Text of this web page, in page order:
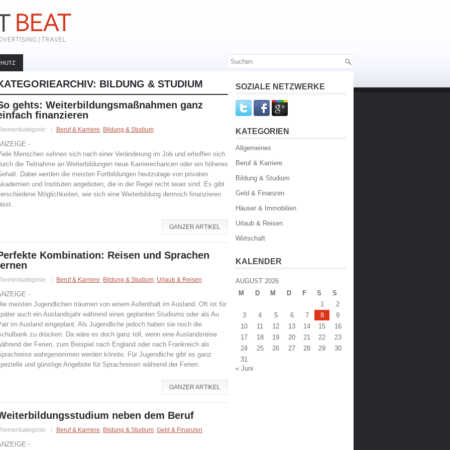
BILDUNG & STUDIUM
gehts: Weiterbildungsmaßnahmen ganz
finanzieren
Beruf & Karriere, Bildung & Studium
-
Menschen sehnen sich nach einer Veränderung im Job und erhoffen sich
die Teilnahme an Weiterbildungen neue Karrierechancen oder ein höheres
Dabei werden die meisten Fortbildungen heutzutage von privaten
und Instituten angeboten, die in der Regel recht teuer sind. Es gibt
Möglichkeiten, wie sich eine Weiterbildung dennoch finanzieren
GANZER ARTIKEL
Kombination: Reisen und Sprachen
lernen
Beruf & Karriere, Bildung & Studium, Urlaub & Reisen
-
meisten Jugendlichen träumen von einem Aufenthalt im Ausland. Oft ist für
auch ein Auslandsjahr während eines geplanten Studiums oder als Au
im Ausland eingeplant. Als Jugendliche jedoch haben sie noch die
zu drücken. Da wäre es doch ganz toll, wenn eine Auslandsreise
der Ferien, zum Beispiel nach England oder nach Frankreich als
wahrgenommen werden könnte. Für Jugendliche gibt es ganz
und günstige Angebote für Sprachreisen während der Ferien.
GANZER ARTIKEL
neben dem Beruf
Beruf & Karriere, Bildung & Studium, Geld & Finanzen
-
SOZIALE NETZWERKE
KATEGORIEN
Allgemeines
Beruf & Karriere
Bildung & Studium
Geld & Finanzen
Häuser & Immobilien
Urlaub & Reisen
Wirtschaft
KALENDER
AUGUST 2026
M
D M D F S
S
1
2
3
4 5 6 7 8
9
10
11 12 13 14 15
16
17
18 19 20 21 22
23
24
25 26 27 28 29
30
31
« Juni